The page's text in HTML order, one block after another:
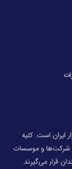
ایران است. کلیه
شرکت‌ها و موسسات
قرار می‌گیرند.